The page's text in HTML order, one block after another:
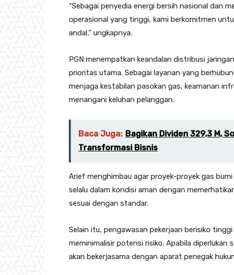
“Sebagai penyedia energi bersih nasional dan
operasional yang tinggi, kami berkomitmen
andal,” ungkapnya.
PGN menempatkan keandalan distribusi
prioritas utama. Sebagai layanan yang
menjaga kestabilan pasokan gas, keamanan
menangani keluhan pelanggan.
Baca Juga: Bagikan Dividen 329,3 M,
Transformasi Bisnis
Arief menghimbau agar proyek-proyek gas
selalu dalam kondisi aman dengan
sesuai dengan standar.
Selain itu, pengawasan pekerjaan berisiko
meminimalisir potensi risiko. Apabila diperlukan
akan bekerjasama dengan aparat penegak